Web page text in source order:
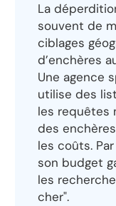
La
souvent de
ciblages
d’enchères
Une agence
utilise des
les requêtes
des
les coûts.
son budget
les
cher".